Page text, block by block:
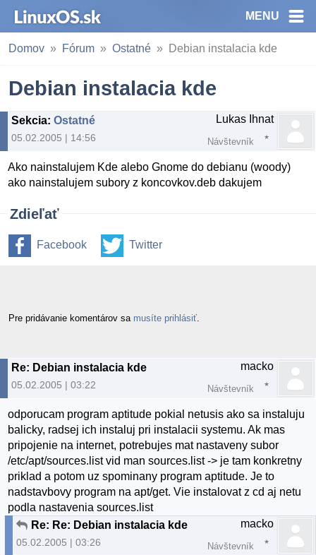
MENU
Domov Fórum Ostatné Debian instalacia kde
Debian instalacia kde
Sekcia: Ostatné
05.02.2005 | 14:56
Lukas Ihnat
Návštevník
Ako nainstalujem Kde alebo Gnome do debianu (woody)
ako nainstalujem subory z koncovkov.deb dakujem
Zdieľať
Facebook Twitter
Pre pridávanie komentárov sa musíte prihlásiť
Re: Debian instalacia kde
05.02.2005 | 03:22
macko
Návštevník
odporucam program aptitude pokial netusis ako sa instaluju
balicky, radsej ich instaluj pri instalacii systemu. Ak mas
pripojenie na internet, potrebujes mat nastaveny subor
/etc/apt/sources.list vid man sources.list -> je tam konkretny
priklad a potom uz spominany program aptitude. Je to
nadstavbovy program na apt/get. Vie instalovat z cd aj netu
podla nastavenia sources.list
Re: Re: Debian instalacia kde
05.02.2005 | 03:26
macko
Návštevník